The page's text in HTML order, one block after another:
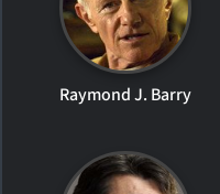
Raymond J. Barry